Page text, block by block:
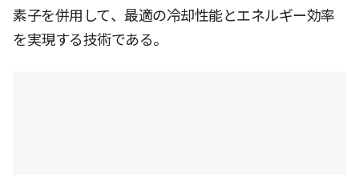
素子を併用して、最適の冷却性能とエネルギー効率
を実現する技術である。